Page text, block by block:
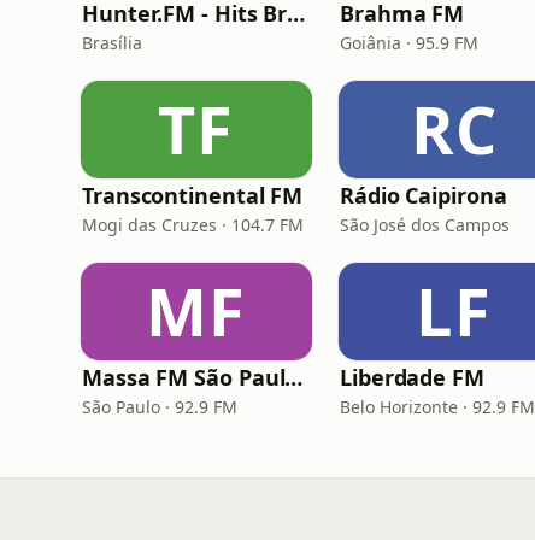
Hunter.FM - Hits Brasil
Brasília
Brahma FM
Goiânia · 95.9 FM
TF
Transcontinental FM
Mogi das Cruzes · 104.7 FM
RC
Rádio Caipirona
São José dos Campos
MF
Massa FM São Paulo 92.9
São Paulo · 92.9 FM
LF
Liberdade FM
Belo Horizonte · 92.9 FM